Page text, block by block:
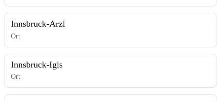
Innsbruck-Arzl
Ort
Innsbruck-Igls
Ort